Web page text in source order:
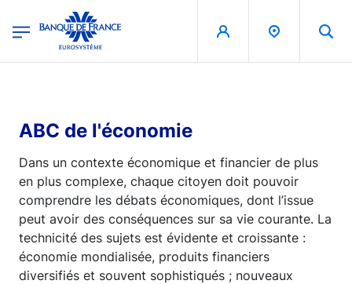
Banque de France - Menu Principal
ABC de l'économie
Dans un contexte économique et financier de plus
en plus complexe, chaque citoyen doit pouvoir
comprendre les débats économiques, dont l’issue
peut avoir des conséquences sur sa vie courante. La
technicité des sujets est évidente et croissante :
économie mondialisée, produits financiers
diversifiés et souvent sophistiqués ; nouveaux